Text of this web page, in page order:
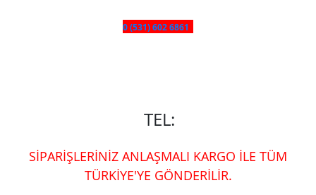
0 (531) 602 6861
TEL:
SİPARİŞLERİNİZ ANLAŞMALI KARGO İLE TÜM
TÜRKİYE'YE GÖNDERİLİR.